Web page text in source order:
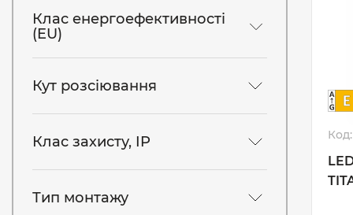
Клас енергоефективності
(EU)
Кут розсіювання
Клас захисту, IP
Тип монтажу
Код: